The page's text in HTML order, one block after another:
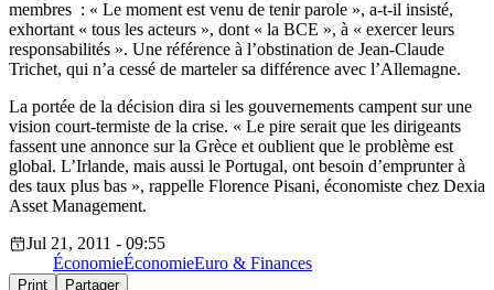
membres : « Le moment est venu de tenir parole », a-t-il insisté,
exhortant « tous les acteurs », dont « la BCE », à « exercer leurs
responsabilités ». Une référence à l’obstination de Jean-Claude
Trichet, qui n’a cessé de marteler sa différence avec l’Allemagne.
La portée de la décision dira si les gouvernements campent sur une
vision court-termiste de la crise. « Le pire serait que les dirigeants
fassent une annonce sur la Grèce et oublient que le problème est
global. L’Irlande, mais aussi le Portugal, ont besoin d’emprunter à
des taux plus bas », rappelle Florence Pisani, économiste chez Dexia
Asset Management.
Jul 21, 2011 - 09:55
ÉconomieÉconomieEuro & Finances
Print Partager